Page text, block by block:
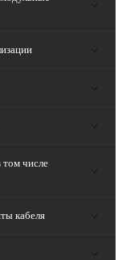
том числе
кабеля